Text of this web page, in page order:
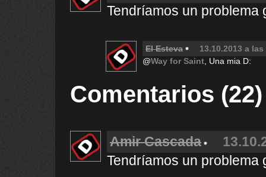
Tendríamos un problema
El Esteva
13.10.2013 a las
@Way for Saint , Una mia D:
Comentarios (22)
Amir Cascada
Tendríamos un problema